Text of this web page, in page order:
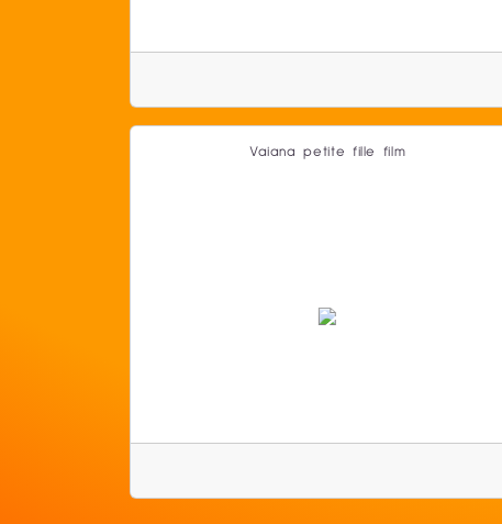
Vaiana petite fille film